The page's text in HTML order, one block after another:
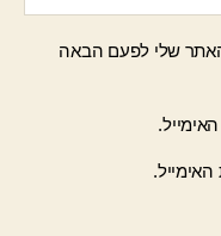
שלי לפעם הבאה